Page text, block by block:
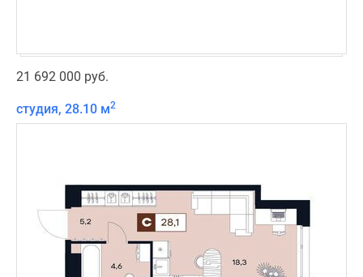
21 692 000 руб.
студия, 28.10 м2